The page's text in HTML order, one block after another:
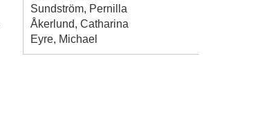
Sundström, Pernilla
Åkerlund, Catharina
Eyre, Michael